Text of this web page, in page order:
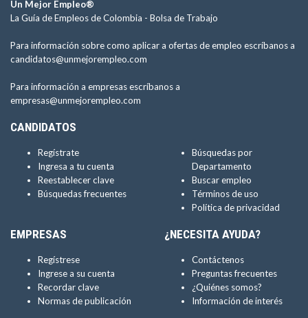
Un Mejor Empleo®
La Guía de Empleos de Colombia - Bolsa de Trabajo
Para información sobre como aplicar a ofertas de empleo escríbanos a
candidatos@unmejorempleo.com
Para información a empresas escríbanos a
empresas@unmejorempleo.com
CANDIDATOS
Regístrate
Ingresa a tu cuenta
Reestablecer clave
Búsquedas frecuentes
Búsquedas por
Departamento
Buscar empleo
Términos de uso
Política de privacidad
EMPRESAS
Regístrese
Ingrese a su cuenta
Recordar clave
Normas de publicación
¿NECESITA AYUDA?
Contáctenos
Preguntas frecuentes
¿Quiénes somos?
Información de interés